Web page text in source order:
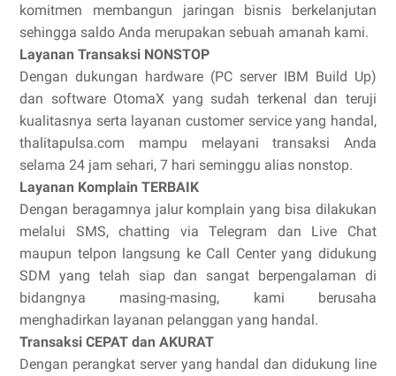
komitmen membangun jaringan bisnis berkelanjutan
sehingga saldo Anda merupakan sebuah amanah kami.
Layanan Transaksi NONSTOP
Dengan dukungan hardware (PC server IBM Build Up)
dan software OtomaX yang sudah terkenal dan teruji
kualitasnya serta layanan customer service yang handal,
thalitapulsa.com mampu melayani transaksi Anda
selama 24 jam sehari, 7 hari seminggu alias nonstop.
Layanan Komplain TERBAIK
Dengan beragamnya jalur komplain yang bisa dilakukan
melalui SMS, chatting via Telegram dan Live Chat
maupun telpon langsung ke Call Center yang didukung
SDM yang telah siap dan sangat berpengalaman di
bidangnya masing-masing, kami berusaha
menghadirkan layanan pelanggan yang handal.
Transaksi CEPAT dan AKURAT
Dengan perangkat server yang handal dan didukung line